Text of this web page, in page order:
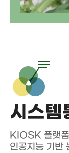
시스템
KIOSK 플랫폼
인공지능 기반